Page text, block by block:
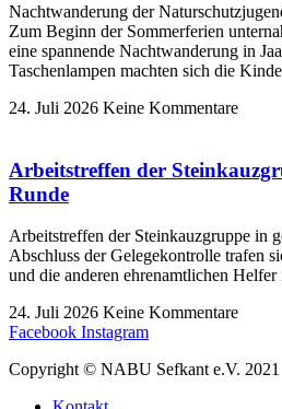
Nachtwanderung der
Zum Beginn der Sommerferien
eine spannende Nachtwanderung in
Taschenlampen machten sich die
24. Juli 2026 Keine Kommentare
Arbeitstreffen der
Runde
Arbeitstreffen der Steinkauzgruppe in
Abschluss der Gelegekontrolle trafen
und die anderen ehrenamtlichen
24. Juli 2026 Keine Kommentare
Facebook Instagram
Copyright © NABU Sefkant e.V. 2021